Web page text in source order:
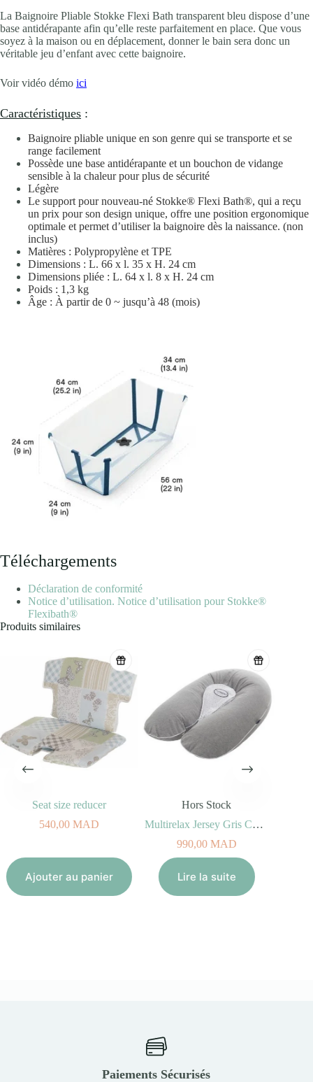
La Baignoire Pliable Stokke Flexi Bath transparent bleu dispose d’une
base antidérapante afin qu’elle reste parfaitement en place. Que vous
soyez à la maison ou en déplacement, donner le bain sera donc un
véritable jeu d’enfant avec cette baignoire.
Voir vidéo démo ici
Caractéristiques :
Baignoire pliable unique en son genre qui se transporte et se
range facilement
Possède une base antidérapante et un bouchon de vidange
sensible à la chaleur pour plus de sécurité
Légère
Le support pour nouveau-né Stokke® Flexi Bath®, qui a reçu
un prix pour son design unique, offre une position ergonomique
optimale et permet d’utiliser la baignoire dès la naissance. (non
inclus)
Matières : Polypropylène et TPE
Dimensions : L. 66 x l. 35 x H. 24 cm
Dimensions pliée : L. 64 x l. 8 x H. 24 cm
Poids : 1,3 kg
Âge : À partir de 0 ~ jusqu’à 48 (mois)
Téléchargements
Déclaration de conformité
Notice d’utilisation. Notice d’utilisation pour Stokke®
Flexibath®
Produits similaires
Seat size reducer
540,00MAD
Ajouter au panier
Hors Stock
Multirelax Jersey Gris Chiné étoiles 3-en-1
990,00MAD
Lire la suite
Paiements Sécurisés